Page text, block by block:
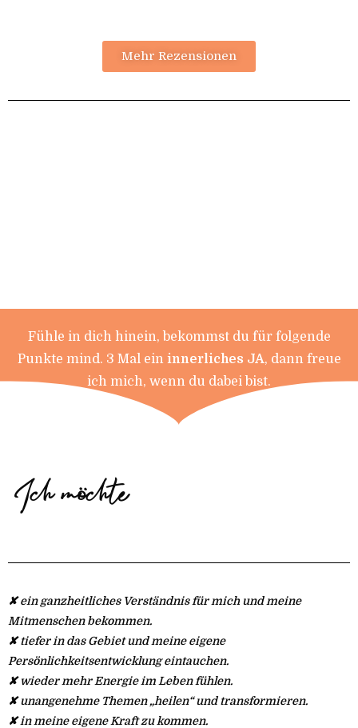
Mehr Rezensionen
Fühle in dich hinein, bekommst du für folgende
Punkte mind. 3 Mal ein innerliches JA, dann freue
ich mich, wenn du dabei bist.
Ich möchte
✘ ein ganzheitliches Verständnis für mich und meine
Mitmenschen bekommen.
✘ tiefer in das Gebiet und meine eigene
Persönlichkeitsentwicklung eintauchen.
✘ wieder mehr Energie im Leben fühlen.
✘ unangenehme Themen „heilen“ und transformieren.
✘ in meine eigene Kraft zu kommen.